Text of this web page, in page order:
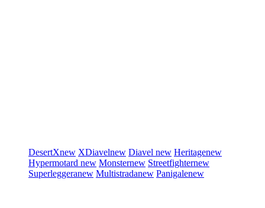
DesertXnew XDiavelnew Diavel new Heritagenew
Hypermotard new Monsternew Streetfighternew
Superleggeranew Multistradanew Panigalenew